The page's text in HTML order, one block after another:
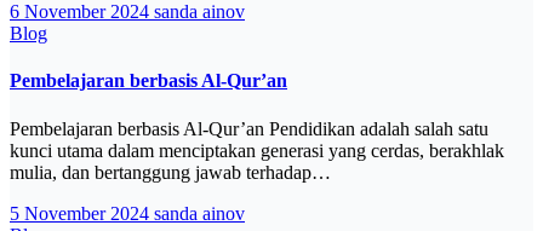
6 November 2024 sanda ainov
Blog
Pembelajaran berbasis Al-Qur’an
Pembelajaran berbasis Al-Qur’an Pendidikan adalah salah satu
kunci utama dalam menciptakan generasi yang cerdas, berakhlak
mulia, dan bertanggung jawab terhadap…
5 November 2024 sanda ainov